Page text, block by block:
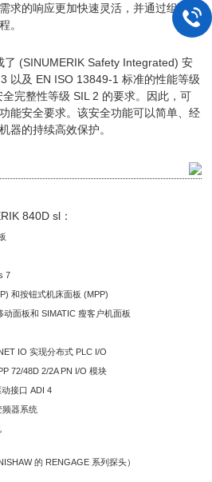
求的响应更加快速灵活，并通过组件级
。
了 (SINUMERIK Safety Integrated) 安
以及 EN ISO 13849-1 标准的性能等级
完整性等级 SIL 2 的要求。因此，可
能安全要求。该安全功能可以简单、经
器的持续高效保护。
840D sl：
7
和按钮式机床面板 (MPP)
动面板和 SIMATIC 瘦客户机面板
IO 实现分布式 PLC I/O
72/48D 2/2A PN I/O 模块
接口 ADI 4
频器系统
的 RENGAGE 系列探头）